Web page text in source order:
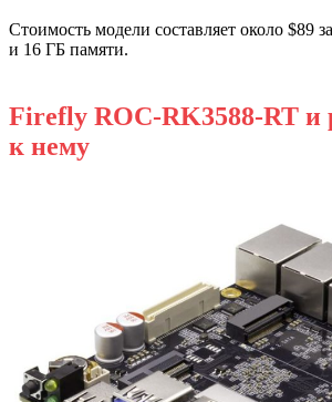
Стоимость модели составляет около $89
и 16 ГБ памяти.
Firefly ROC-RK3588-RT и
к нему